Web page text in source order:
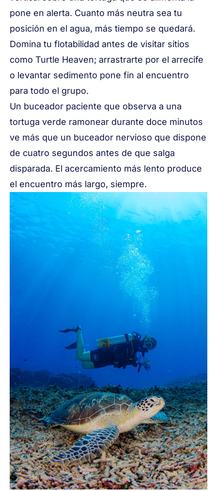
pone en alerta. Cuanto más neutra sea tu
posición en el agua, más tiempo se quedará.
Domina tu flotabilidad antes de visitar sitios
como Turtle Heaven; arrastrarte por el arrecife
o levantar sedimento pone fin al encuentro
para todo el grupo.
Un buceador paciente que observa a una
tortuga verde ramonear durante doce minutos
ve más que un buceador nervioso que dispone
de cuatro segundos antes de que salga
disparada. El acercamiento más lento produce
el encuentro más largo, siempre.